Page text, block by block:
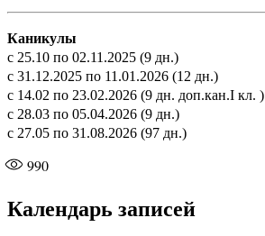
Каникулы
с 25.10 по 02.11.2025 (9 дн.)
с 31.12.2025 по 11.01.2026 (12 дн.)
с 14.02 по 23.02.2026 (9 дн. доп.кан.I кл. )
с 28.03 по 05.04.2026 (9 дн.)
с 27.05 по 31.08.2026 (97 дн.)
990
Календарь записей